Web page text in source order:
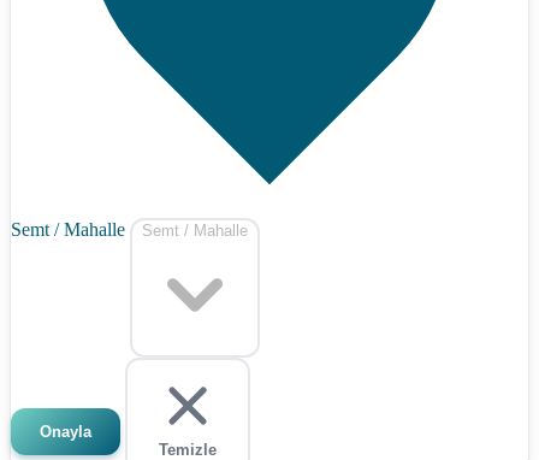
Semt / Mahalle Semt / Mahalle
Onayla
Temizle